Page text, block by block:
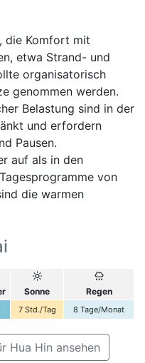
die Komfort mit
etwa Strand- und
organisatorisch
genommen werden.
Belastung sind in der
und erfordern
Pausen.
auf als in den
von
die warmen
Sonne Regen
7 Std./Tag 8 Tage/Monat
Hua Hin ansehen